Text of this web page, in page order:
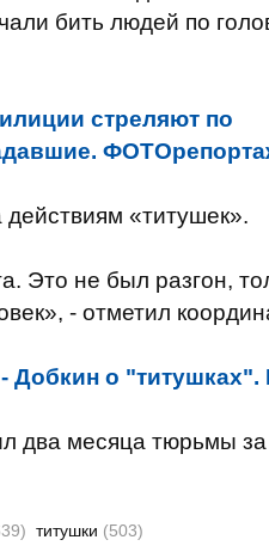
бить людей по
стреляют по
«титушек».
Это не был разгон,
- отметил
о
два месяца тюрьмы за
титушки (503)